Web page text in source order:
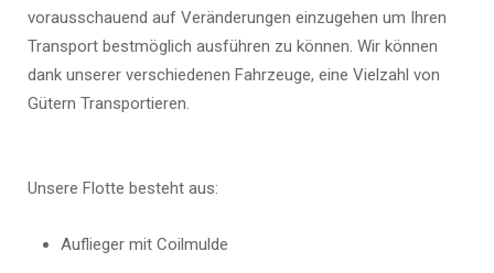
vorausschauend auf Veränderungen einzugehen um Ihren
Transport bestmöglich ausführen zu können. Wir können
dank unserer verschiedenen Fahrzeuge, eine Vielzahl von
Gütern Transportieren.
Unsere Flotte besteht aus:
Auflieger mit Coilmulde